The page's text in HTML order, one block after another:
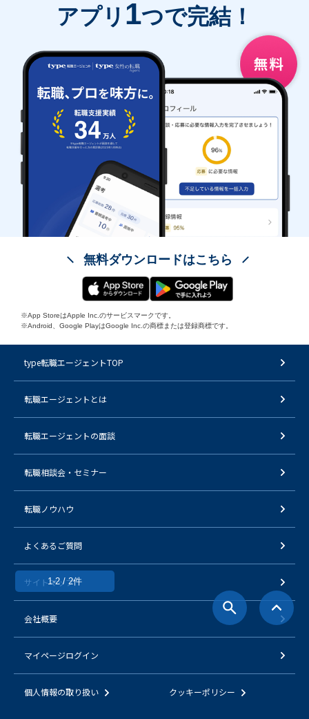
1-2 / 2件
アプリ 1つで完結！
無料ダウンロードはこちら
※App StoreはApple Inc.のサービスマークです。
※Android、Google PlayはGoogle Inc.の商標または登録商標です。
type転職エージェントTOP
転職エージェントとは
転職エージェントの面談
転職相談会・セミナー
転職ノウハウ
よくあるご質問
サイトマップ
会社概要
マイページログイン
個人情報の取り扱い クッキーポリシー